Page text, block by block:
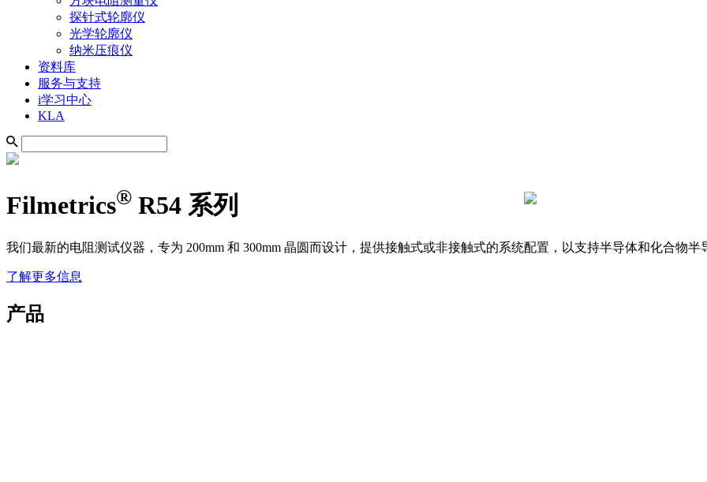
探针式轮廓仪
光学轮廓仪
纳米压痕仪
资料库
服务与支持
i学习中心
KLA
Filmetrics® R54 系列
我们最新的电阻测试仪器，专为 200mm 和 300mm 晶圆而设计，提供接触式或非接触式的系统配置，以支持半导体和化合物半
了解更多信息
产品